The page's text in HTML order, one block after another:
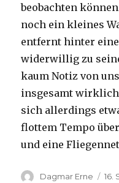
beobachten
noch ein kleines
entfernt hinter
widerwillig zu
kaum Notiz von
insgesamt
sich allerdings
flottem Tempo
und eine
Autor
Dagmar Erne 16.